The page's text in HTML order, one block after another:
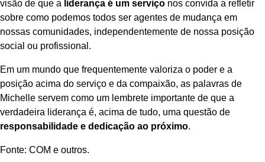
visão de que a liderança é um serviço nos convida a refletir
sobre como podemos todos ser agentes de mudança em
nossas comunidades, independentemente de nossa posição
social ou profissional.
Em um mundo que frequentemente valoriza o poder e a
posição acima do serviço e da compaixão, as palavras de
Michelle servem como um lembrete importante de que a
verdadeira liderança é, acima de tudo, uma questão de
responsabilidade e dedicação ao próximo.
Fonte: COM e outros.